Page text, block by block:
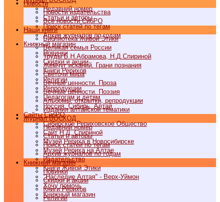
Недавний номер
Статьи и авторы
Поиск статей по тегам
Архив журналов по годам
Книжный магазин
Новинки
Скидки и акции
Книги Рерихов
Религии
Репродукции
Педагогам и детям
Россия, Сибирь, Алтай
Cайты СибРО
Сибирское Рериховское Общество
Сайт Н.Д. Спириной
Музей Рериха в Новосибирске
Музей Рериха на Алтае
Издательство
Книги Живой Этики
"Наследие Алтая" - Верх-Уймон
Хочу помочь
Книжный магазин
Новости
Новости издательства
Все новости СибРО
Наши книги
Библиотека Живой Этики
Великая семья России
Труды Б.Н.Абрамова, Н.Д.Спириной
Жемчуг исканий. Грани познания
Светочи мира
Вечные ценности. Проза
Вечные ценности. Поэзия
Альбомы, открытки, репродукции
Издания алтайской тематики
Журнал ВОСХОД
Недавний номер
Статьи и авторы
Поиск статей по тегам
Архив журналов по годам
Книжный магазин
Новинки
Скидки и акции
Книги Рерихов
Религии